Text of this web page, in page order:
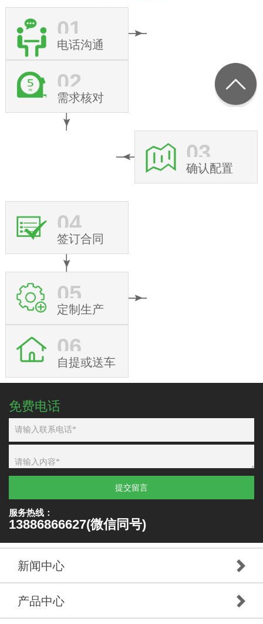
01
电话沟通
02
需求核对
03
确认配置
04
签订合同
05
定制生产
06
自提或送车
免费电话
提交留言
服务热线：
13886866627(微信同号)
新闻中心
产品中心